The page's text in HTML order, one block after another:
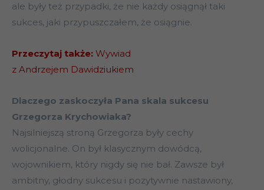
ale były też przypadki, że nie każdy osiągnął taki
sukces, jaki przypuszczałem, że osiągnie.
Przeczytaj także: Wywiad
z Andrzejem Dawidziukiem
Dlaczego zaskoczyła Pana skala sukcesu
Grzegorza Krychowiaka?
Najsilniejszą stroną Grzegorza były cechy
wolicjonalne. On był klasycznym dowódcą,
wojownikiem, który nigdy się nie bał. Zawsze był
ambitny, głodny sukcesu i pozytywnie nastawiony,